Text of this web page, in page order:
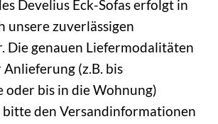
Develius Eck-Sofas erfolgt in
unsere zuverlässigen
Die genauen Liefermodalitäten
(z.B. bis
oder bis in die Wohnung)
bitte den Versandinformationen